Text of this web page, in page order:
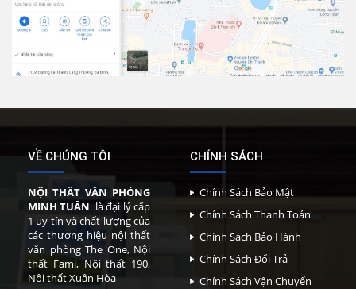
VỀ CHÚNG TÔI
NỘI THẤT VĂN PHÒNG
MINH TUÂN là đại lý cấp
1 uy tín và chất lượng của
các thương hiệu nội thất
văn phòng The One, Nội
thất Fami, Nội thất 190,
Nội thất Xuân Hòa
CHÍNH SÁCH
Chính Sách Bảo Mật
Chính Sách Thanh Toán
Chính Sách Bảo Hành
Chính Sách Đổi Trả
Chính Sách Vận Chuyển